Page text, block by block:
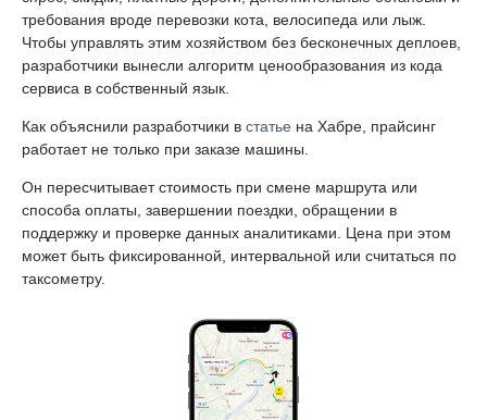
требования вроде перевозки кота, велосипеда или лыж.
Чтобы управлять этим хозяйством без бесконечных деплоев,
разработчики вынесли алгоритм ценообразования из кода
сервиса в собственный язык.
Как объяснили разработчики в статье на Хабре, прайсинг
работает не только при заказе машины.
Он пересчитывает стоимость при смене маршрута или
способа оплаты, завершении поездки, обращении в
поддержку и проверке данных аналитиками. Цена при этом
может быть фиксированной, интервальной или считаться по
таксометру.